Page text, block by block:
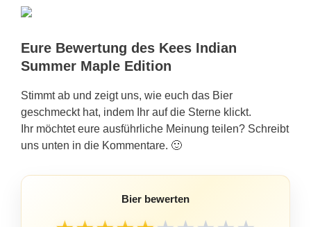
Eure Bewertung des Kees Indian
Summer Maple Edition
Stimmt ab und zeigt uns, wie euch das Bier
geschmeckt hat, indem Ihr auf die Sterne klickt.
Ihr möchtet eure ausführliche Meinung teilen? Schreibt
uns unten in die Kommentare. 🙂
Bier bewerten